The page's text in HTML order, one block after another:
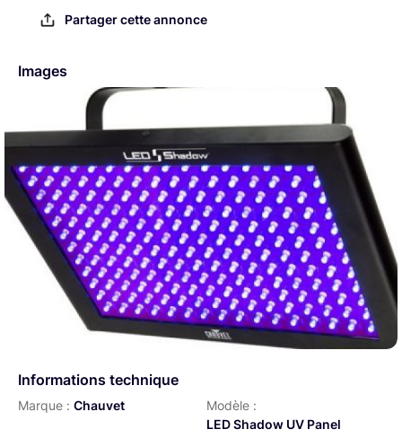
Partager cette annonce
Images
Informations technique
Marque : Chauvet
Modèle :
LED Shadow UV Panel